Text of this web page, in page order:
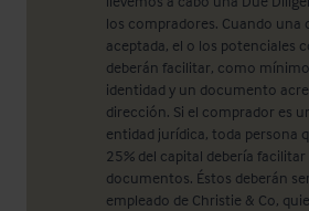
los compradores. Cuando una
aceptada, el o los potenciales
deberán facilitar, como
identidad y un documento
dirección. Si el comprador es
entidad jurídica, toda persona
25% del capital debería
documentos. Éstos deberán
empleado de Christie & Co,